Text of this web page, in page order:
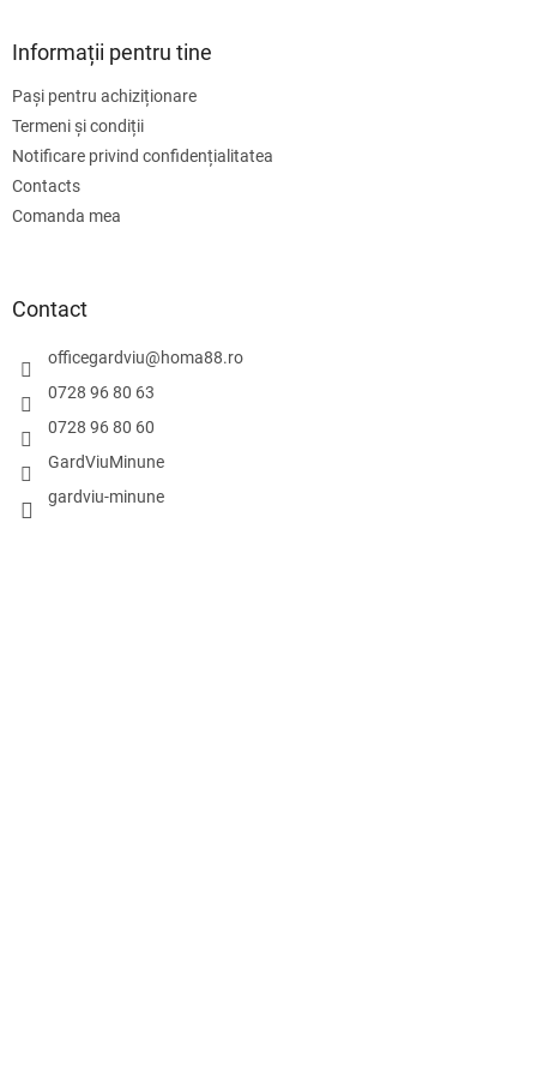
Informații pentru tine
Pași pentru achiziționare
Termeni și condiții
Notificare privind confidențialitatea
Contacts
Comanda mea
Contact
officegardviu@homa88.ro
0728 96 80 63
0728 96 80 60
GardViuMinune
gardviu-minune